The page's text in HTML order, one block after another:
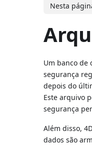
Nesta
Um banco de
segurança
depois do
Este arquivo
segurança
Além disso,
dados são